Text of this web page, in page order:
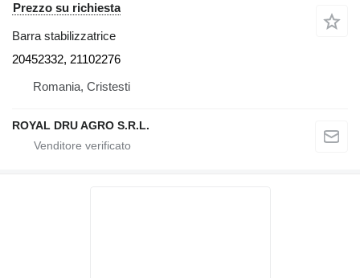
Prezzo su richiesta
Barra stabilizzatrice
20452332, 21102276
Romania, Cristesti
ROYAL DRU AGRO S.R.L.